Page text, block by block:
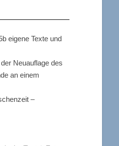
eigene Texte und
Neuauflage des
an einem
–